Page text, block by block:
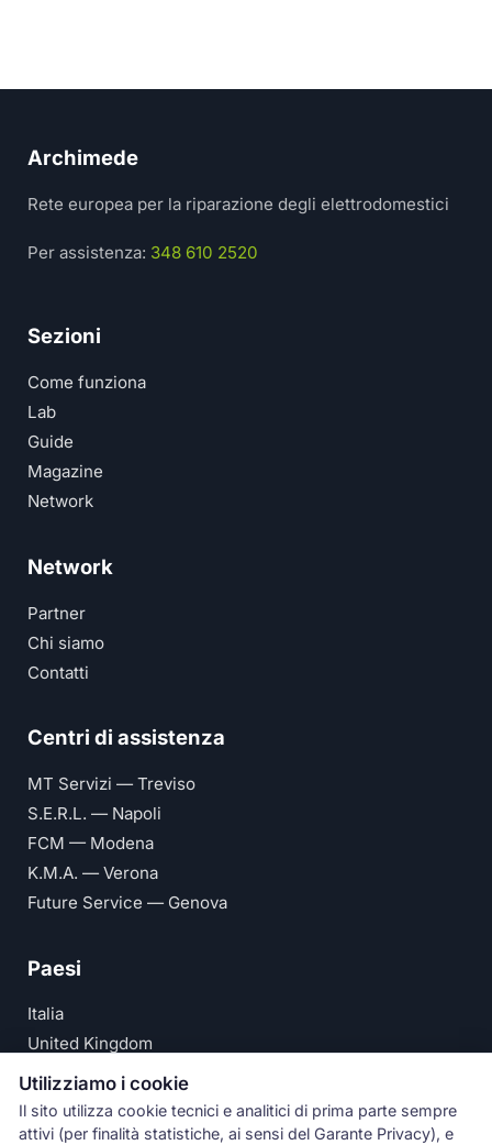
Archimede
Rete europea per la riparazione degli elettrodomestici
Per assistenza: 348 610 2520
Sezioni
Come funziona
Lab
Guide
Magazine
Network
Network
Partner
Chi siamo
Contatti
Centri di assistenza
MT Servizi — Treviso
S.E.R.L. — Napoli
FCM — Modena
K.M.A. — Verona
Future Service — Genova
Paesi
Italia
United Kingdom
Deutschland
España
Utilizziamo i cookie
Il sito utilizza cookie tecnici e analitici di prima parte sempre
attivi (per finalità statistiche, ai sensi del Garante Privacy), e